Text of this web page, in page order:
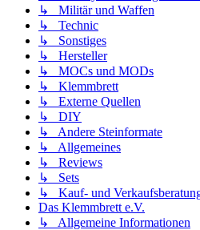
↳ Militär und Waffen
↳ Technic
↳ Sonstiges
↳ Hersteller
↳ MOCs und MODs
↳ Klemmbrett
↳ Externe Quellen
↳ DIY
↳ Andere Steinformate
↳ Allgemeines
↳ Reviews
↳ Sets
↳ Kauf- und
Das Klemmbrett e.V.
↳ Allgemeine Informationen